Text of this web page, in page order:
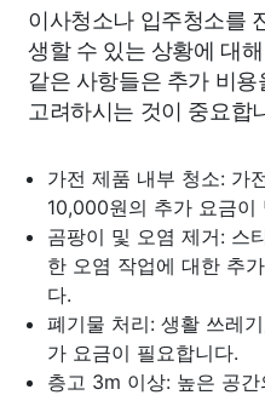
이사청소나 입주청소를
생할 수 있는 상황에 대
같은 사항들은 추가 비
고려하시는 것이 중요합
가전 제품 내부 청소: 가
10,000원의 추가 요금이
곰팡이 및 오염 제거: 스
한 오염 작업에 대한 추
다.
폐기물 처리: 생활 쓰레
가 요금이 필요합니다.
층고 3m 이상: 높은 공